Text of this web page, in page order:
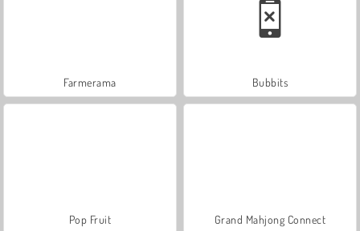
Farmerama Bubbits
Pop Fruit Grand Mahjong Connect